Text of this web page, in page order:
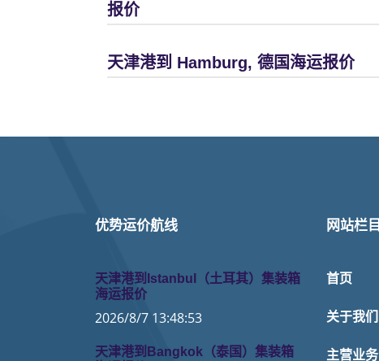
报价
天津港到 Hamburg, 德国海运报价
优势运价航线
天津港到Istanbul（土耳其）集装箱
海运报价
2026/8/7 13:48:53
天津港到Bangkok（泰国）集装箱
网站栏目
首页
关于我们
主营业务